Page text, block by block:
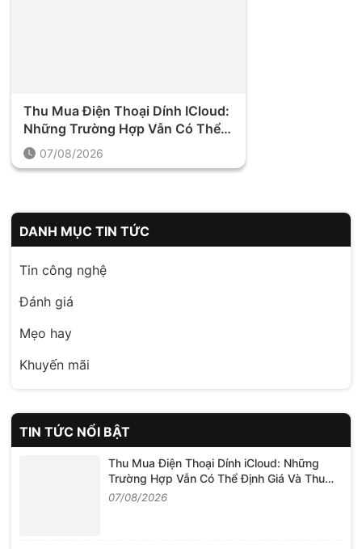
Thu Mua Điện Thoại Dính ICloud:
Những Trường Hợp Vẫn Có Thể
Định Giá Và Thu Mua
07/08/2026
DANH MỤC TIN TỨC
Tin công nghệ
Đánh giá
Mẹo hay
Khuyến mãi
TIN TỨC NỔI BẬT
Thu Mua Điện Thoại Dính iCloud: Những
Trường Hợp Vẫn Có Thể Định Giá Và Thu
Mua
07/08/2026